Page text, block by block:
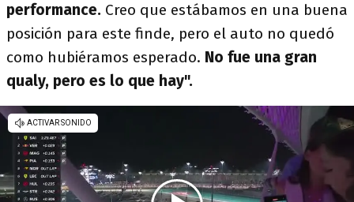
performance. Creo que estábamos en una buena
posición para este finde, pero el auto no quedó
como hubiéramos esperado. No fue una gran
qualy, pero es lo que hay".